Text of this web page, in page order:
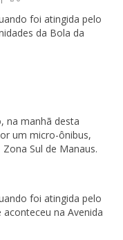
foi atingida pelo
da Bola da
na manhã desta
um micro-ônibus,
Sul de Manaus.
foi atingida pelo
na Avenida